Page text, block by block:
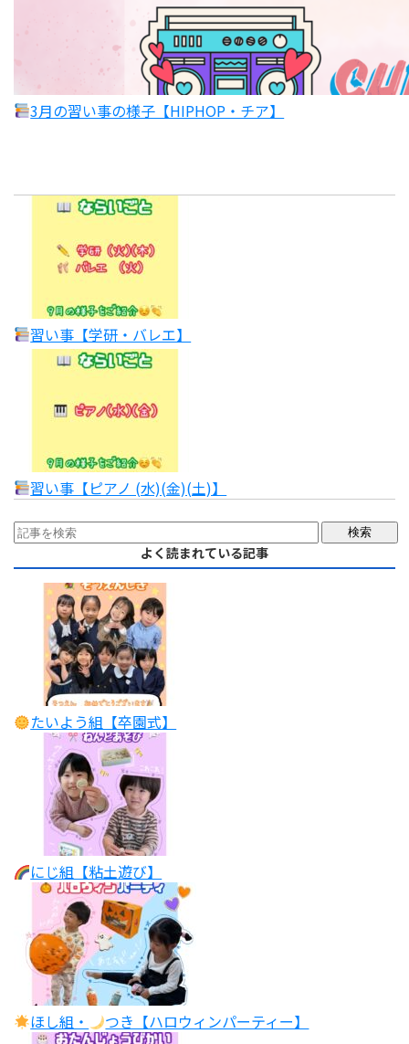
3月の習い事の様子【HIPHOP・チア】
習い事【学研・バレエ】
習い事【ピアノ (水)(金)(土)】
よく読まれている記事
たいよう組【卒園式】
にじ組【粘土遊び】
ほし組・ つき【ハロウィンパーティー】